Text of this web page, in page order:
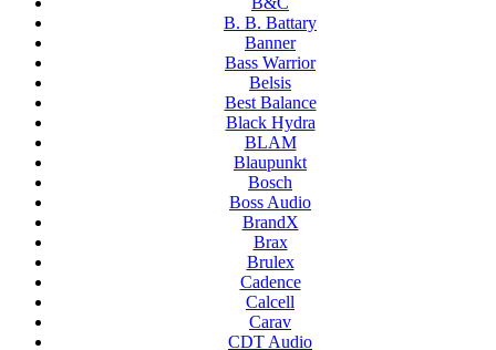
B. B. Battary
Banner
Bass Warrior
Belsis
Best Balance
Black Hydra
BLAM
Blaupunkt
Bosch
Boss Audio
BrandX
Brax
Brulex
Cadence
Calcell
Carav
CDT Audio